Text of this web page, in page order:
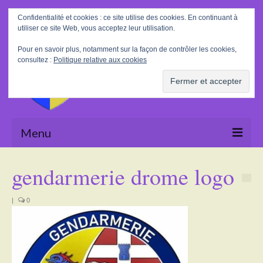
Rechercher
:
Menu
La Mairie
Tourisme
gendarmerie drome logo
| 0
Confidentialité et cookies : ce site utilise des cookies. En continuant à
utiliser ce site Web, vous acceptez leur utilisation.
Pour en savoir plus, notamment sur la façon de contrôler les cookies,
consultez : Politique relative aux cookies